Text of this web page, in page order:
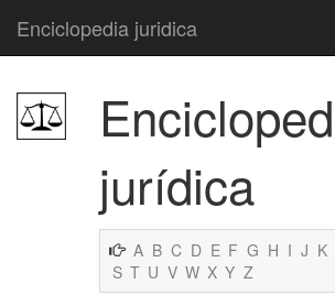
Enciclopedia juridica
jurídica
A B C D E F G H I J K
S T U V W X Y Z